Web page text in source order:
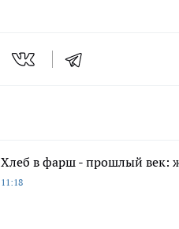
Хлеб в фарш - прошлый век:
11:18